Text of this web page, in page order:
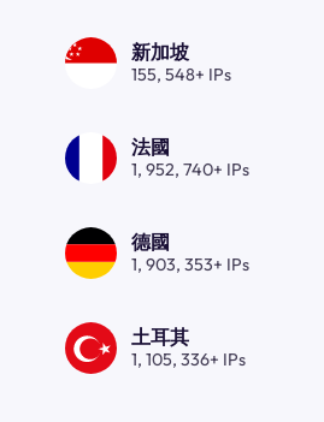
新加坡
155, 548+ IPs
法國
1, 952, 740+ IPs
德國
1, 903, 353+ IPs
土耳其
1, 105, 336+ IPs